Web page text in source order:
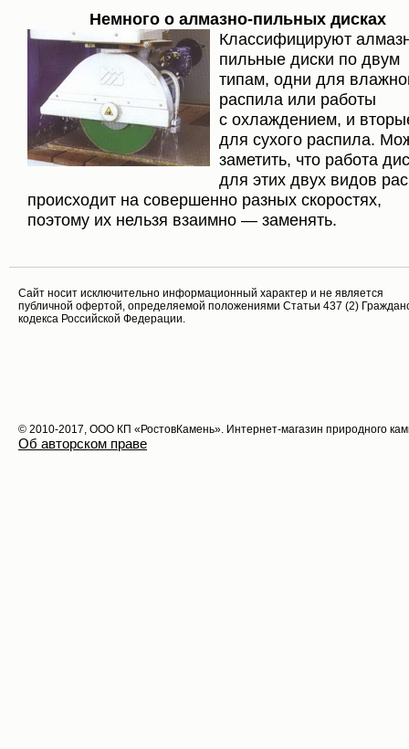
Немного о алмазно-пильных дисках
Классифицируют
пильные диски по двум
типам, одни для
распила или работы
с охлаждением, и
для сухого распила.
заметить, что работа
для этих двух видов
происходит на совершенно разных скоростях,
поэтому их нельзя взаимно — заменять.
Cайт носит исключительно информационный характер и не является
публичной офертой, определяемой положениями Статьи 437 (2)
кодекса Российской Федерации.
© 2010-2017, ООО КП «РостовКамень». Интернет-магазин природного
Об авторском праве